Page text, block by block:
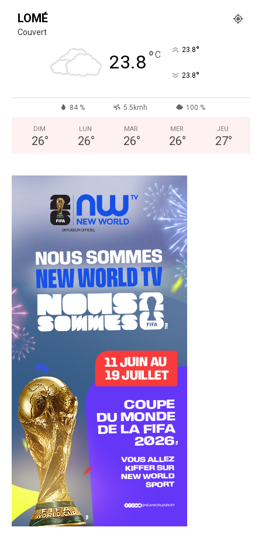
LOMÉ
Couvert
23.8°C 23.8°
23.8°
84 % 5.5kmh 100 %
DIM
26°
LUN
26°
MAR
26°
MER
26°
JEU
27°